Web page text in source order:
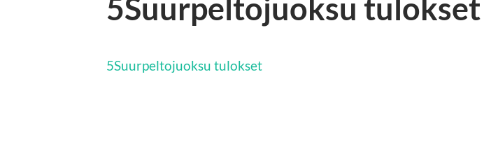
5Suurpeltojuoksu tulokset
5Suurpeltojuoksu tulokset